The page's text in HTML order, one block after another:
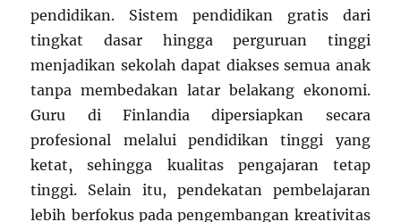
pendidikan. Sistem pendidikan gratis dari
tingkat dasar hingga perguruan tinggi
menjadikan sekolah dapat diakses semua anak
tanpa membedakan latar belakang ekonomi.
Guru di Finlandia dipersiapkan secara
profesional melalui pendidikan tinggi yang
ketat, sehingga kualitas pengajaran tetap
tinggi. Selain itu, pendekatan pembelajaran
lebih berfokus pada pengembangan kreativitas